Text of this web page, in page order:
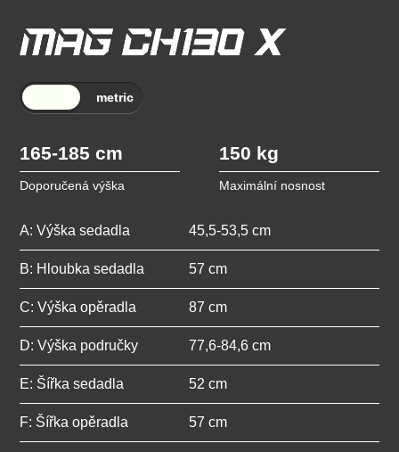
165-185 cm
Doporučená výška
150 kg
Maximální nosnost
A: Výška sedadla 45,5-53,5 cm
B: Hloubka sedadla 57 cm
C: Výška opěradla 87 cm
D: Výška područky 77,6-84,6 cm
E: Šířka sedadla 52 cm
F: Šířka opěradla 57 cm